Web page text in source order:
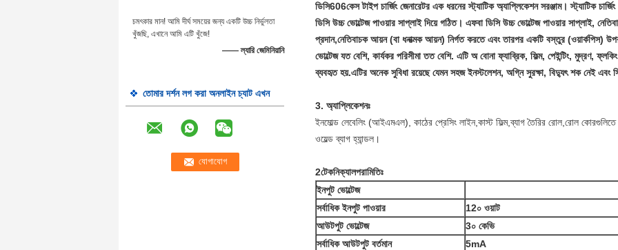
চমৎকার মান! আমি দীর্ঘ সময়ের জন্য একটি উচ্চ নির্ভুলতা
খুঁজছি, এখানে আমি এটি খুঁজে!
—— ল্যারি জেমিনিয়ানি
তোমার দর্শন লগ করা অনলাইন চ্যাট এখন
ডিসি606কেস টাইপ চার্জিং জেনারেটর এক ধরনের স্ট্যাটিক অ্যাপ্লিকেশন সরঞ্জাম। স্ট্যাটিক
ডিসি উচ্চ ভোল্টেজ পাওয়ার সাপ্লাই দিয়ে গঠিত। এফবা ডিসি উচ্চ ভোল্টেজ পাওয়ার সাপ্লাই,
প্রদান,নেতিবাচক আয়ন (বা ধনাত্মক আয়ন) নির্গত করতে এবং তারপর একটি বস্তুর (ওয়ার্কপিস)
ভোল্টেজ যত বেশি, কার্যকর পরিসীমা তত বেশি. এটি অ বোনা ফ্যাব্রিক, ফিল্ম, পেইন্টিং, মুদ্রণ,
ব্যবহৃত হয়.এটির অনেক সুবিধা রয়েছে যেমন সহজ ইনস্টলেশন, অগ্নি সুরক্ষা, বিদ্যুৎ শক নেই এবং
3. অ্যাপ্লিকেশনঃ
ইনমোল্ড লেবেলিং (আইএমএল), কাঠের প্রেসিং লাইন,কাস্ট ফিল্ম,ব্যাগ তৈরির রোল,রোল কোরগুলিতে
ওয়েল্ড ব্যাগ হ্যান্ডল।
2টেকনিক্যালপরামিতিঃ
ইনপুট ভোল্টেজ
সর্বাধিক ইনপুট পাওয়ার
12০ ওয়াট
আউটপুট ভোল্টেজ
3০ কেভি
সর্বাধিক আউটপুট বর্তমান
5mA